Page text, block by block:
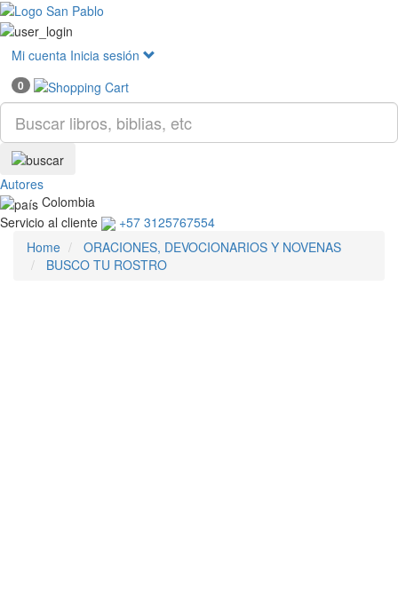
Mi cuenta Inicia sesión
0
Autores
Colombia
Servicio al cliente
+57 3125767554
Home
ORACIONES, DEVOCIONARIOS Y NOVENAS
BUSCO TU ROSTRO